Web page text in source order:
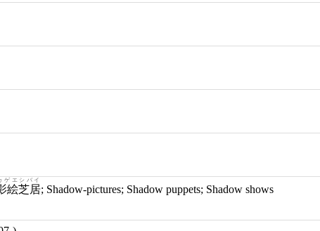
絵芝居
ゲエシバイ
; Shadow-pictures; Shadow puppets; Shadow shows